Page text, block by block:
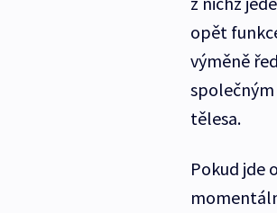
opět
výměně
tělesa.
Pokud jde